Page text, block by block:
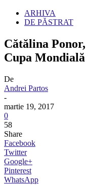
ARHIVA
DE PĂSTRAT
Cătălina
Cupa Mondială
De
Andrei Partos
-
martie 19, 2017
0
58
Share
Facebook
Twitter
Google+
Pinterest
WhatsApp